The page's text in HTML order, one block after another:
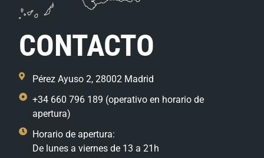
CONTACTO
Pérez Ayuso 2, 28002 Madrid
+34 660 796 189 (operativo en horario de
apertura)
Horario de apertura:
De lunes a viernes de 13 a 21h